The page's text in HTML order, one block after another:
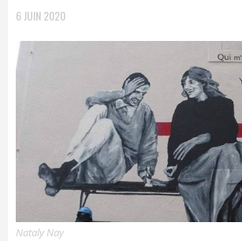
6 JUIN 2020
Nataly Nay